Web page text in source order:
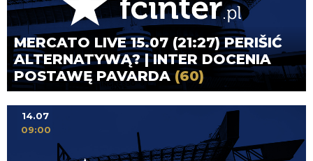
MERCATO LIVE 15.07 (21:27) PERIŠIĆ
ALTERNATYWĄ? | INTER DOCENIA
POSTAWĘ PAVARDA (60)
14.07
09:00